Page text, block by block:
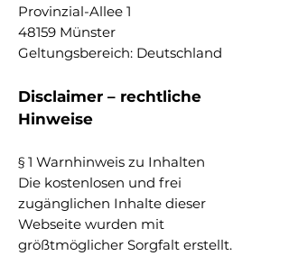
Provinzial-Allee 1
48159 Münster
Geltungsbereich: Deutschland
Disclaimer – rechtliche
Hinweise
§ 1 Warnhinweis zu Inhalten
Die kostenlosen und frei
zugänglichen Inhalte dieser
Webseite wurden mit
größtmöglicher Sorgfalt erstellt.